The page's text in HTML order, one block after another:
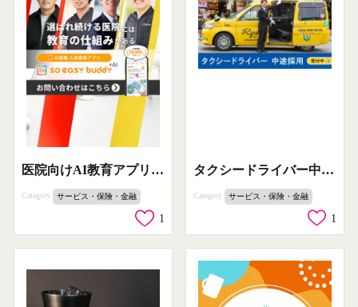
医院向けAI教育アプリ so easy buddy
Category サービス・保険・金融
1
タクシードライバー中途採用募集（給与アップ）
Category サービス・保険・金融
1